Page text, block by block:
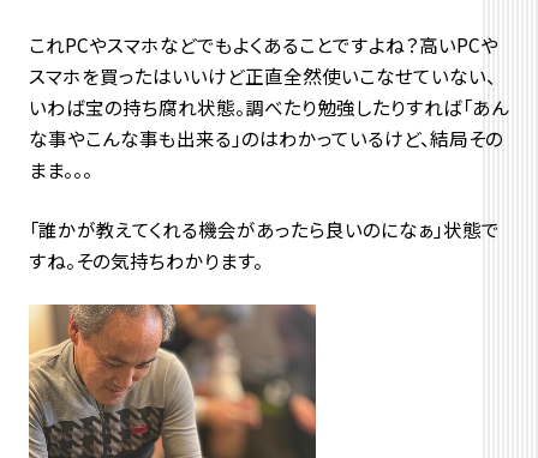
これPCやスマホなどでもよくあることですよね？高いPCや
スマホを買ったはいいけど正直全然使いこなせていない、
いわば宝の持ち腐れ状態。調べたり勉強したりすれば「あん
な事やこんな事も出来る」のはわかっているけど、結局その
まま。。。
「誰かが教えてくれる機会があったら良いのになぁ」状態で
すね。その気持ちわかります。